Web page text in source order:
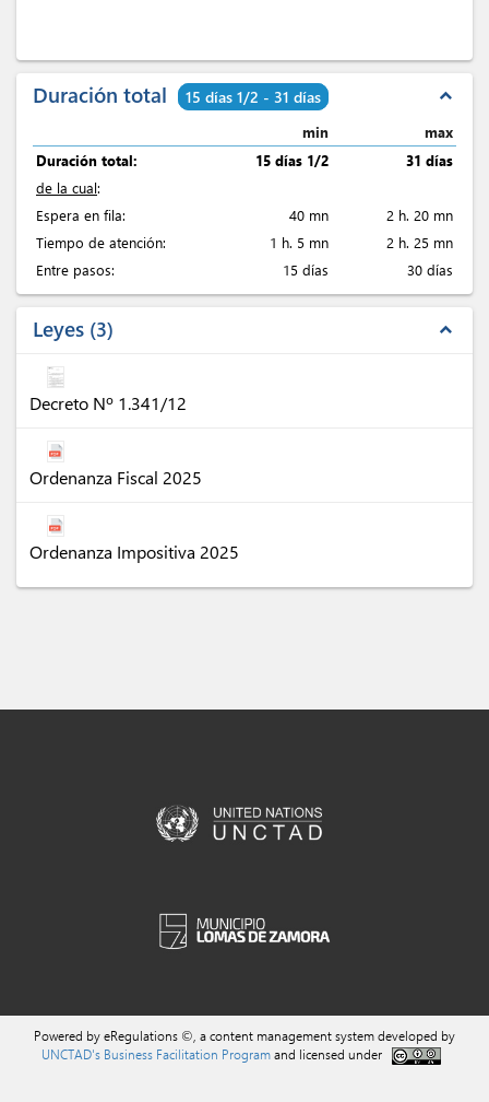
Duración total 15 días 1/2 - 31 días expand_less
min
max
Duración total:
15 días 1/2
31 días
de la cual:
Espera en fila:
40 mn
2 h. 20 mn
Tiempo de atención:
1 h. 5 mn
2 h. 25 mn
Entre pasos:
15 días 30 días
Leyes 3 expand_less
Decreto Nº 1.341/12
Ordenanza Fiscal 2025
Ordenanza Impositiva 2025
Powered by eRegulations ©, a content management system developed by
UNCTAD's Business Facilitation Programand licensed under